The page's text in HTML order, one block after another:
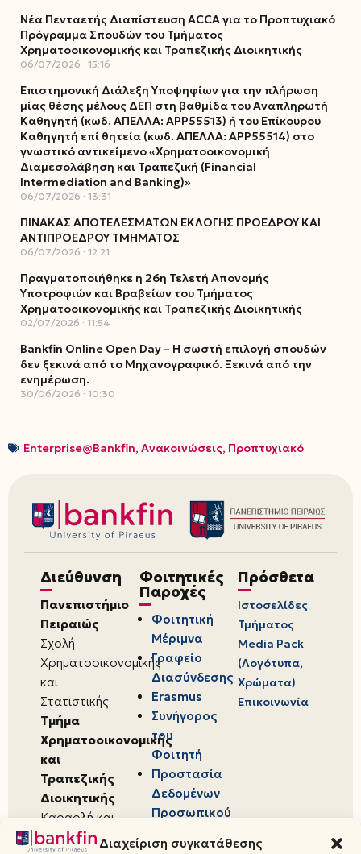
Διαχείριση συγκατάθεσης
Νέα Πενταετής Διαπίστευση ACCA για το Προπτυχιακό
Πρόγραμμα Σπουδών του Τμήματος
Χρηματοοικονομικής και Τραπεζικής Διοικητικής
06/07/2026 15:16
Επιστημονική Διάλεξη Υποψηφίων για την πλήρωση
μίας θέσης μέλους ΔΕΠ στη βαθμίδα του Αναπληρωτή
Καθηγητή (κωδ. ΑΠΕΛΛΑ: ΑΡΡ55513) ή του Επίκουρου
Καθηγητή επί θητεία (κωδ. ΑΠΕΛΛΑ: ΑΡΡ55514) στο
γνωστικό αντικείμενο «Χρηματοοικονομική
Διαμεσολάβηση και Τραπεζική (Financial
Intermediation and Banking)»
06/07/2026 13:31
ΠΙΝΑΚΑΣ ΑΠΟΤΕΛΕΣΜΑΤΩΝ ΕΚΛΟΓΗΣ ΠΡΟΕΔΡΟΥ ΚΑΙ
ΑΝΤΙΠΡΟΕΔΡΟΥ ΤΜΗΜΑΤΟΣ
06/07/2026 12:21
Πραγματοποιήθηκε η 26η Τελετή Απονομής
Υποτροφιών και Βραβείων του Τμήματος
Χρηματοοικονομικής και Τραπεζικής Διοικητικής
02/07/2026 11:54
Bankfin Online Open Day – Η σωστή επιλογή σπουδών
δεν ξεκινά από το Μηχανογραφικό. Ξεκινά από την
ενημέρωση.
30/06/2026 10:30
Enterprise@Bankfin, Ανακοινώσεις, Προπτυχιακό
Διεύθυνση
Πανεπιστήμιο
Πειραιώς
Σχολή
Χρηματοοικονομικής
και
Στατιστικής
Τμήμα
Χρηματοοικονομικής
και
Τραπεζικής
Διοικητικής
Καραολή και
Δημητρίου 80,
Φοιτητικές
Παροχές
Φοιτητική
Μέριμνα
Γραφείο
Διασύνδεσης
Erasmus
Συνήγορος
του
Φοιτητή
Προστασία
Δεδομένων
Προσωπικού
Πρόσθετα
Ιστοσελίδες
Τμήματος
Media Pack
(Λογότυπα,
Χρώματα)
Επικοινωνία